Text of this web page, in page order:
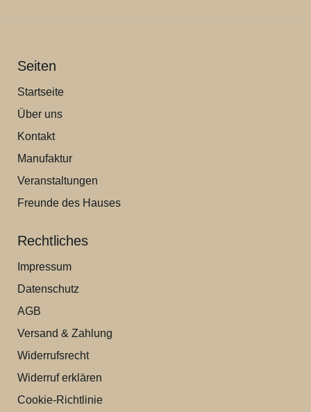
Seiten
Startseite
Über uns
Kontakt
Manufaktur
Veranstaltungen
Freunde des Hauses
Rechtliches
Impressum
Datenschutz
AGB
Versand & Zahlung
Widerrufsrecht
Widerruf erklären
Cookie-Richtlinie